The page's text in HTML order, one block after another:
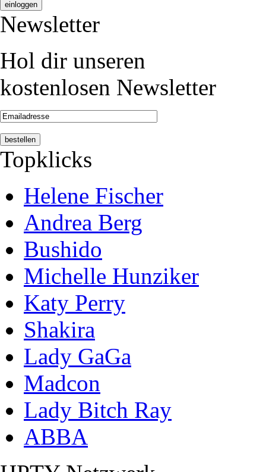
Newsletter
Hol dir unseren
kostenlosen Newsletter
Topklicks
Helene Fischer
Andrea Berg
Bushido
Michelle Hunziker
Katy Perry
Shakira
Lady GaGa
Madcon
Lady Bitch Ray
ABBA